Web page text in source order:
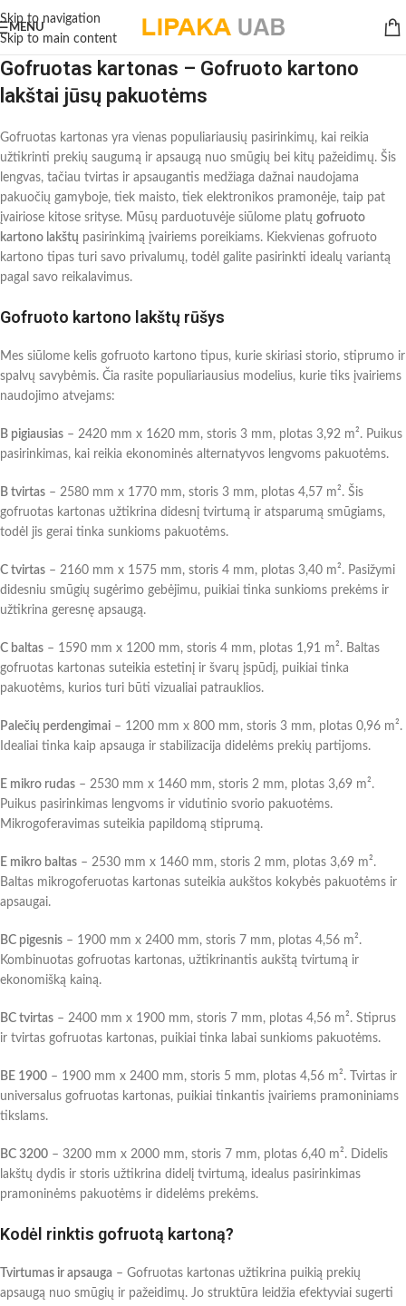
Skip to navigation
Skip to main content
MENU
Gofruotas kartonas – Gofruoto kartono
lakštai jūsų pakuotėms
Gofruotas kartonas yra vienas populiariausių pasirinkimų, kai reikia
užtikrinti prekių saugumą ir apsaugą nuo smūgių bei kitų pažeidimų. Šis
lengvas, tačiau tvirtas ir apsaugantis medžiaga dažnai naudojama
pakuočių gamyboje, tiek maisto, tiek elektronikos pramonėje, taip pat
įvairiose kitose srityse. Mūsų parduotuvėje siūlome platų gofruoto
kartono lakštų pasirinkimą įvairiems poreikiams. Kiekvienas gofruoto
kartono tipas turi savo privalumų, todėl galite pasirinkti idealų variantą
pagal savo reikalavimus.
Gofruoto kartono lakštų rūšys
Mes siūlome kelis gofruoto kartono tipus, kurie skiriasi storio, stiprumo ir
spalvų savybėmis. Čia rasite populiariausius modelius, kurie tiks įvairiems
naudojimo atvejams:
B pigiausias – 2420 mm x 1620 mm, storis 3 mm, plotas 3,92 m². Puikus
pasirinkimas, kai reikia ekonominės alternatyvos lengvoms pakuotėms.
B tvirtas – 2580 mm x 1770 mm, storis 3 mm, plotas 4,57 m². Šis
gofruotas kartonas užtikrina didesnį tvirtumą ir atsparumą smūgiams,
todėl jis gerai tinka sunkioms pakuotėms.
C tvirtas – 2160 mm x 1575 mm, storis 4 mm, plotas 3,40 m². Pasižymi
didesniu smūgių sugėrimo gebėjimu, puikiai tinka sunkioms prekėms ir
užtikrina geresnę apsaugą.
C baltas – 1590 mm x 1200 mm, storis 4 mm, plotas 1,91 m². Baltas
gofruotas kartonas suteikia estetinį ir švarų įspūdį, puikiai tinka
pakuotėms, kurios turi būti vizualiai patrauklios.
Palečių perdengimai – 1200 mm x 800 mm, storis 3 mm, plotas 0,96 m².
Idealiai tinka kaip apsauga ir stabilizacija didelėms prekių partijoms.
E mikro rudas – 2530 mm x 1460 mm, storis 2 mm, plotas 3,69 m².
Puikus pasirinkimas lengvoms ir vidutinio svorio pakuotėms.
Mikrogoferavimas suteikia papildomą stiprumą.
E mikro baltas – 2530 mm x 1460 mm, storis 2 mm, plotas 3,69 m².
Baltas mikrogoferuotas kartonas suteikia aukštos kokybės pakuotėms ir
apsaugai.
BC pigesnis – 1900 mm x 2400 mm, storis 7 mm, plotas 4,56 m².
Kombinuotas gofruotas kartonas, užtikrinantis aukštą tvirtumą ir
ekonomišką kainą.
BC tvirtas – 2400 mm x 1900 mm, storis 7 mm, plotas 4,56 m². Stiprus
ir tvirtas gofruotas kartonas, puikiai tinka labai sunkioms pakuotėms.
BE 1900 – 1900 mm x 2400 mm, storis 5 mm, plotas 4,56 m². Tvirtas ir
universalus gofruotas kartonas, puikiai tinkantis įvairiems pramoniniams
tikslams.
BC 3200 – 3200 mm x 2000 mm, storis 7 mm, plotas 6,40 m². Didelis
lakštų dydis ir storis užtikrina didelį tvirtumą, idealus pasirinkimas
pramoninėms pakuotėms ir didelėms prekėms.
Kodėl rinktis gofruotą kartoną?
Tvirtumas ir apsauga – Gofruotas kartonas užtikrina puikią prekių
apsaugą nuo smūgių ir pažeidimų. Jo struktūra leidžia efektyviai sugerti